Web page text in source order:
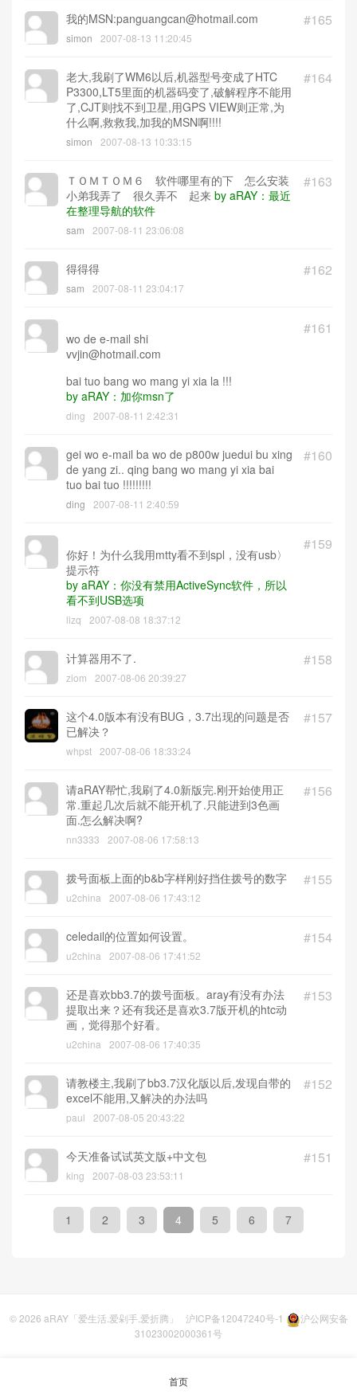
#165
我的MSN:panguangcan@hotmail.com
simon 2007-08-13 11:20:45
#164
老大,我刷了WM6以后,机器型号变成了HTC
P3300,LT5里面的机器码变了,破解程序不能用
了,CJT则找不到卫星,用GPS VIEW则正常,为
什么啊,救救我,加我的MSN啊!!!!
simon 2007-08-13 10:33:15
#163
ＴＯＭＴＯＭ６ 软件哪里有的下 怎么安装
小弟我弄了 很久弄不 起来 by aRAY：最近
在整理导航的软件
sam 2007-08-11 23:06:08
#162
得得得
sam 2007-08-11 23:04:17
#161
wo de e-mail shi
vvjin@hotmail.com
bai tuo bang wo mang yi xia la !!!
by aRAY：加你msn了
ding 2007-08-11 2:42:31
#160
gei wo e-mail ba wo de p800w juedui bu xing
de yang zi.. qing bang wo mang yi xia bai
tuo bai tuo !!!!!!!!!
ding 2007-08-11 2:40:59
#159
你好！为什么我用mtty看不到spl，没有usb〉
提示符
by aRAY：你没有禁用ActiveSync软件，所以
看不到USB选项
lizq 2007-08-08 18:37:12
#158
计算器用不了.
ziom 2007-08-06 20:39:27
#157
这个4.0版本有没有BUG，3.7出现的问题是否
已解决？
whpst 2007-08-06 18:33:24
#156
请aRAY帮忙,我刷了4.0新版完.刚开始使用正
常.重起几次后就不能开机了.只能进到3色画
面.怎么解决啊?
nn3333 2007-08-06 17:58:13
#155
拨号面板上面的b&b字样刚好挡住拨号的数字
u2china 2007-08-06 17:43:12
#154
celedail的位置如何设置。
u2china 2007-08-06 17:41:52
#153
还是喜欢bb3.7的拨号面板。aray有没有办法
提取出来？还有我还是喜欢3.7版开机的htc动
画，觉得那个好看。
u2china 2007-08-06 17:40:35
#152
请教楼主,我刷了bb3.7汉化版以后,发现自带的
excel不能用,又解决的办法吗
paul 2007-08-05 20:43:22
#151
今天准备试试英文版+中文包
king 2007-08-03 23:53:11
1 2 3 4 5 6 7
© 2026 aRAY「爱生活.爱剁手.爱折腾」 沪ICP备12047240号-1
沪公网安备
31023002000361号
首页